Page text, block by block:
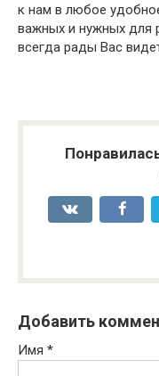
к нам в любое
важных и нужных для
всегда рады Вас
Добавить
Имя *